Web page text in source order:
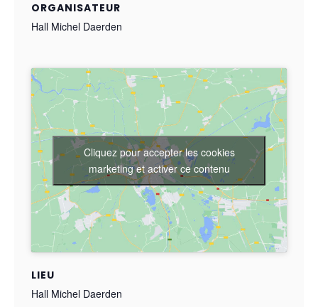
ORGANISATEUR
Hall Michel Daerden
LIEU
Hall Michel Daerden
Cliquez pour accepter les cookies
marketing et activer ce contenu